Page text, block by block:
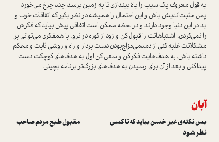
به قول معروف یک سیب را بالا بیندازی تا به زمین برسد، چند چرخ می‌خورد،
پس مثبت‌اندیش باش و این احتمال را همیشه در نظر بگیر که اتفاقات خوب و
بد در این دنیا وجود دارند و در لحظه ممکن است اتفاقی پیش بیاید که فکرش
را نمی‌کردی. اشتباهاتت را قبول کن و زود از کوره در نرو. با همفکری می‌توانی بر
مشکلاتت غلبه کنی از دمدمی‌مزاج‌بودن دست بردار و راه و روشی ثابت و محکم
داشته باش. به هدف‌هایت فکر کن و سعی کن اول به هدف‌های کوچکت دست
پیدا کنی و بعد از آن برای رسیدن به هدف‌های بزرگ‌تر برنامه بچینی.
آبان
بس نکته‌ی غیر حُسن بباید که تا کسی مقبول طبع مردم صاحب
نظر شود